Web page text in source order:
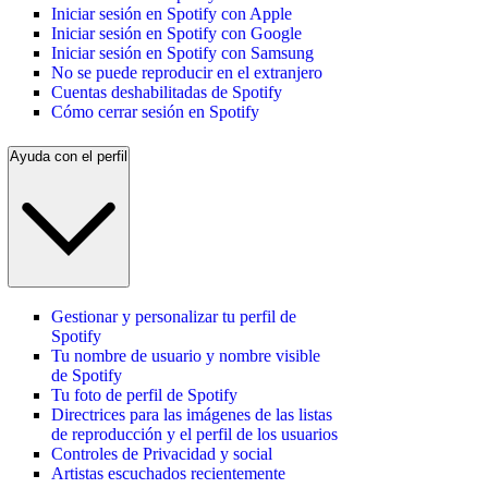
Iniciar sesión en Spotify con Apple
Iniciar sesión en Spotify con Google
Iniciar sesión en Spotify con Samsung
No se puede reproducir en el extranjero
Cuentas deshabilitadas de Spotify
Cómo cerrar sesión en Spotify
Ayuda con el perfil
Gestionar y personalizar tu perfil de
Spotify
Tu nombre de usuario y nombre visible
de Spotify
Tu foto de perfil de Spotify
Directrices para las imágenes de las listas
de reproducción y el perfil de los usuarios
Controles de Privacidad y social
Artistas escuchados recientemente